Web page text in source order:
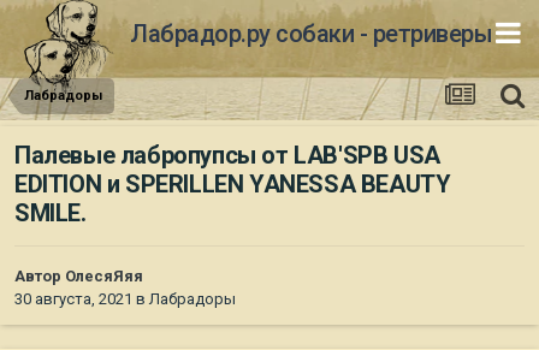
Лабрадор.ру собаки - ретриверы
Лабрадоры
Палевые лабропупсы от LAB'SPB USA
EDITION и SPERILLEN YANESSA BEAUTY
SMILE.
Автор ОлесяЯяя
30 августа, 2021 вЛабрадоры